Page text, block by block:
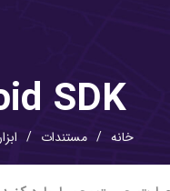
SDK
خانه / مستندات /